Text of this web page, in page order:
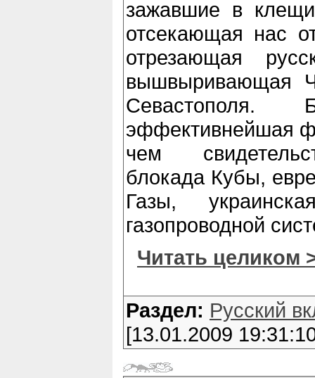
зажавшие в клещи
отсекающая нас
отрезающая
вышвыривающая
эффективнейшая
чем
блокада Кубы,
Газы,
газопроводной
Читать целиком
Раздел: Русский
[13.01.2009